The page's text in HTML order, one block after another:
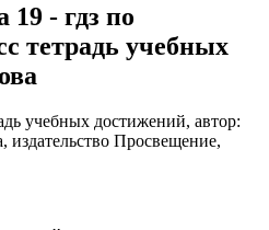
19 - гдз по
тетрадь учебных